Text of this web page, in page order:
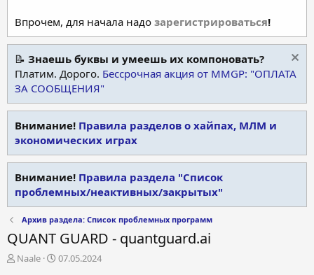
Впрочем, для начала надо зарегистрироваться!
📝 Знаешь буквы и умеешь их компоновать?
Платим. Дорого. Бессрочная акция от MMGP: "ОПЛАТА
ЗА СООБЩЕНИЯ"
Внимание! Правила разделов о хайпах, МЛМ и
экономических играх
Внимание! Правила раздела "Список
проблемных/неактивных/закрытых"
Архив раздела: Список проблемных программ
QUANT GUARD - quantguard.ai
А
Naale
Д
07.05.2024